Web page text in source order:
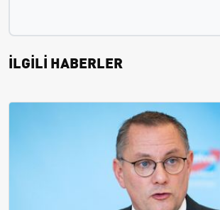
İLGİLİ HABERLER